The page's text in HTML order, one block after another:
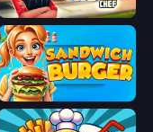
Food Truck Chef™: A Fun Cooking Game
Sandwich Burger